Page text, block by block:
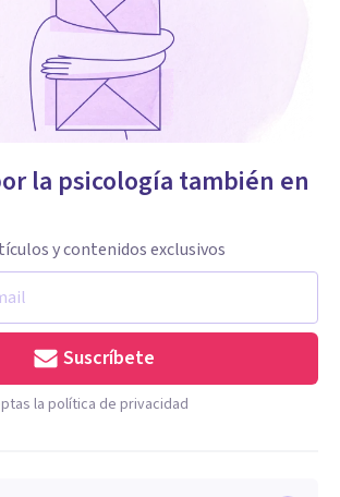
la psicología también en
y contenidos exclusivos
Suscríbete
la política de privacidad